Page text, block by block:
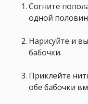
Согните
одной
Нарисуйте и
бабочки.
Приклейте
обе бабочки